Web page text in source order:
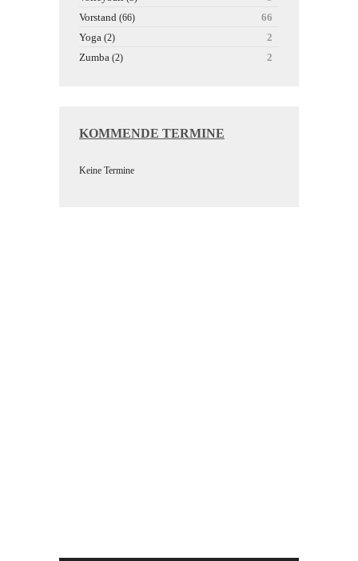
Vorstand (66)
66
Yoga (2)
2
Zumba (2) 2
KOMMENDE TERMINE
Keine Termine